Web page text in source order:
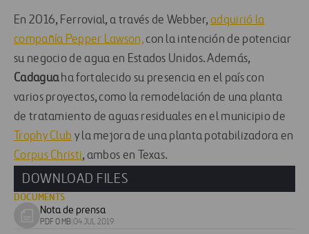
En 2016, Ferrovial, a través de Webber,adquirió la
compañía Pepper Lawson,con la intención de potenciar
su negocio de agua en Estados Unidos. Además,
Cadaguaha fortalecido su presencia en el país con
varios proyectos, como la remodelación de una planta
de tratamiento de aguas residuales en el municipio de
Trophy Club y la mejora de una planta potabilizadora en
Corpus Christi, ambos en Texas.
DOWNLOAD FILES
DOCUMENTS
Download
Nota de prensa
PDF 0 MB 04 JUL 2019